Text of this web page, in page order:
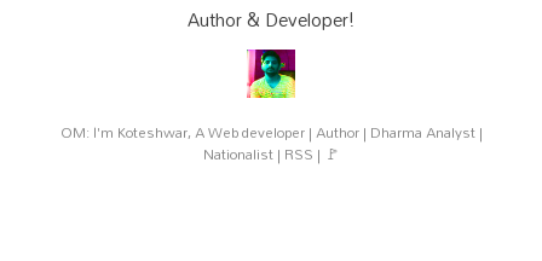
Author & Developer!
OM: I'm Koteshwar, A Web developer | Author | Dharma Analyst |
Nationalist | RSS | 🚩